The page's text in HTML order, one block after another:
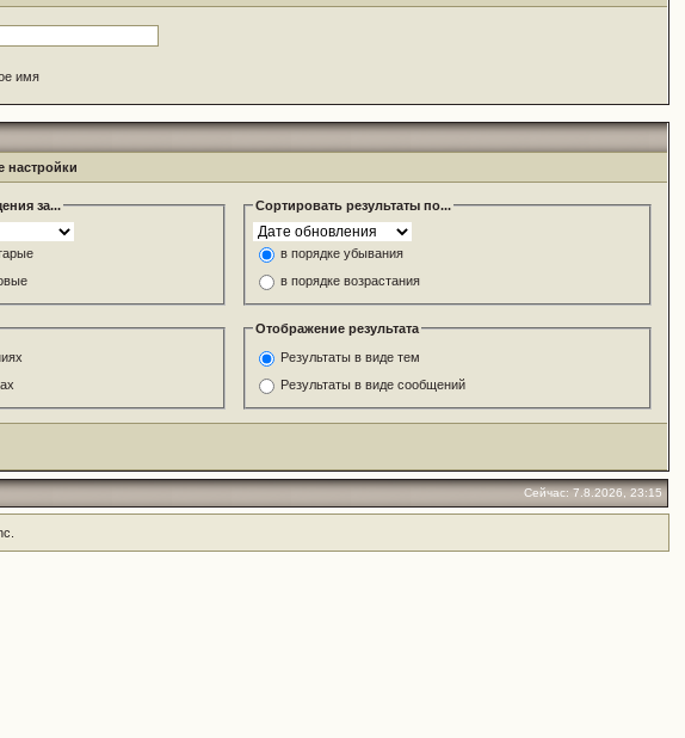
имя
настройки
за... Сортировать результаты по...
в порядке убывания
в порядке возрастания
Отображение результата
Результаты в виде тем
Результаты в виде сообщений
Сейчас: 7.8.2026, 23:15